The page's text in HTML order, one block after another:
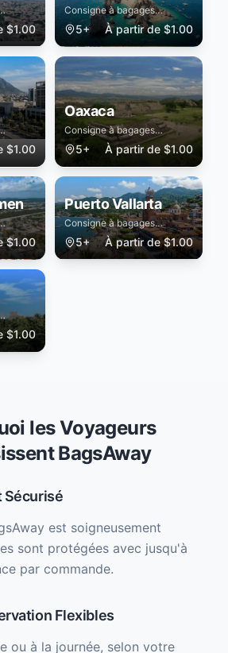
$1.00
Consigne à bagages
sécurisée à Cabo San Lucas
5+ À partir de $1.00
$1.00
Oaxaca
Consigne à bagages
sécurisée à Oaxaca
5+ À partir de $1.00
$1.00
Puerto Vallarta
Consigne à bagages
sécurisée à Puerto Vallarta
5+ À partir de $1.00
$1.00
les Voyageurs
BagsAway
Sécurisé
est soigneusement
sont protégées avec jusqu'à
par commande.
Flexibles
ou à la journée, selon votre